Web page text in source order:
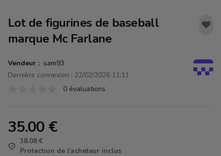
Lot de figurines de baseball
marque Mc Farlane
Vendeur : sam93
Dernière connexion : 22/02/2026 11:11
0 évaluations
Product information
35.00 €
38.08 €
Protection de l'acheteur inclus